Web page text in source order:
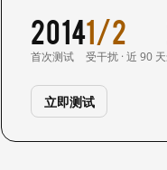
2014
首次测试
1/2
受干扰 · 近 90 天
立即测试